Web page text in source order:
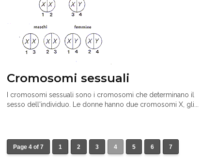
Cromosomi sessuali
I cromosomi sessuali sono i cromosomi che determinano il
sesso dell'individuo. Le donne hanno due cromosomi X, gli...
Page 4 of 7 1 2 3 4 5 6 7